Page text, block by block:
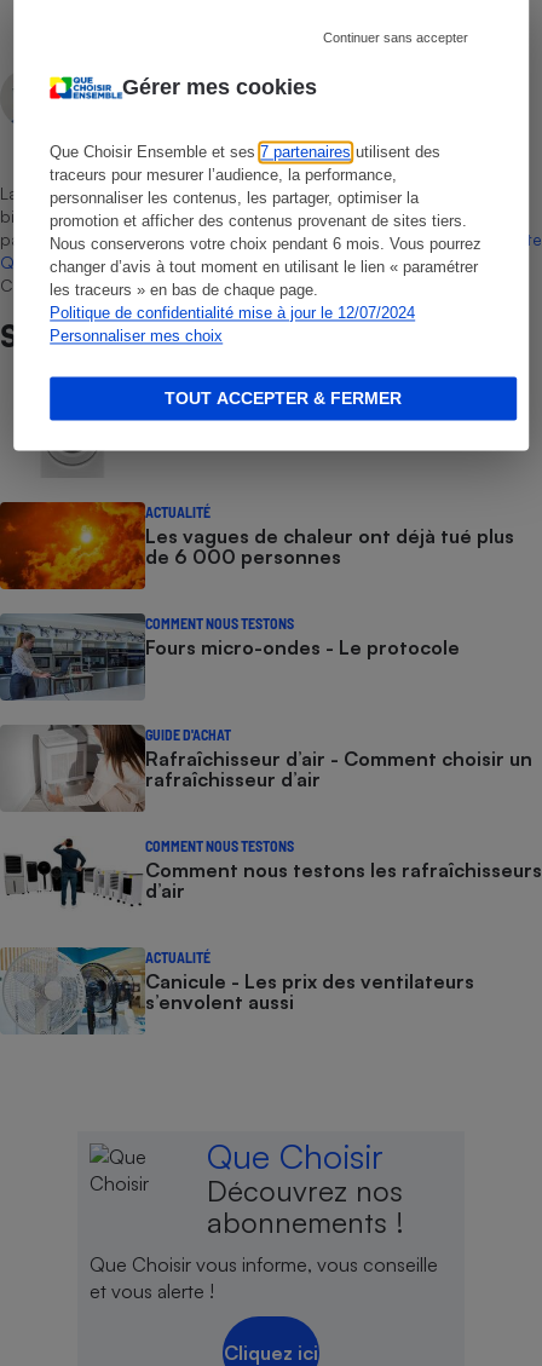
Gérer mes cookies
Que Choisir Ensemble et ses7 partenaires utilisent des
traceurs pour mesurer l’audience, la performance,
personnaliser les contenus, les partager, optimiser la
promotion et afficher des contenus provenant de sites tiers.
Nous conserverons votre choix pendant 6 mois. Vous pourrez
changer d’avis à tout moment en utilisant le lien « paramétrer
les traceurs » en bas de chaque page.
Politique de confidentialité mise à jour le 12/07/2024
Personnaliser mes choix
Continuer sans accepter
TOUT ACCEPTER & FERMER
Aissam Haddad
Rédacteur technique
La sélection de produits ou services est représentative du marché,
bien que non-exhaustive. À l’exception des autorisations données
par Bureau Veritas Certification conformément aux règles de La Note
Que Choisir, il n’existe aucune relation contractuelle entre Que
Choisir Ensemble et les professionnels référencés.
Sur le même sujet
COMMENT NOUS TESTONS
Sèche-linge - Le protocole
ACTUALITÉ
Les vagues de chaleur ont déjà tué plus
de 6 000 personnes
COMMENT NOUS TESTONS
Fours micro-ondes - Le protocole
GUIDE D'ACHAT
Rafraîchisseur d’air - Comment choisir un
rafraîchisseur d’air
COMMENT NOUS TESTONS
Comment nous testons les rafraîchisseurs
d’air
ACTUALITÉ
Canicule - Les prix des ventilateurs
s’envolent aussi
Que Choisir
Découvrez nos
abonnements !
Que Choisir vous informe, vous conseille
et vous alerte !
Cliquez ici